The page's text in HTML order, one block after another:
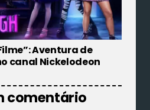
Aventura de
canal Nickelodeon
comentário